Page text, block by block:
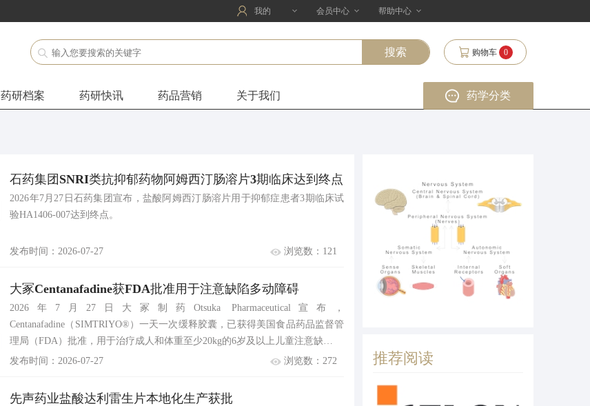
我的 会员中心 帮助中心
购物车 0
药研档案 药研快讯 药品营销 关于我们 药学分类
石药集团SNRI类抗抑郁药物阿姆西汀肠溶片3期临床达到终点
2026年7月27日石药集团宣布，盐酸阿姆西汀肠溶片用于抑郁症患者3期临床试
验HA1406-007达到终点。
发布时间：2026-07-27 浏览数：121
大冢Centanafadine获FDA批准用于注意缺陷多动障碍
2026年7月27日大冢制药Otsuka Pharmaceutical宣布，
Centanafadine（SIMTRIYO®）一天一次缓释胶囊，已获得美国食品药品监督管
理局（FDA）批准，用于治疗成人和体重至少20kg的6岁及以上儿童注意缺…
发布时间：2026-07-27
浏览数：272
先声药业盐酸达利雷生片本地化生产获批
推荐阅读